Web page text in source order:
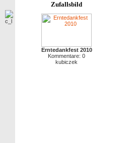
Zufallsbild
Erntedankfest 2010
Kommentare: 0
kubiczek